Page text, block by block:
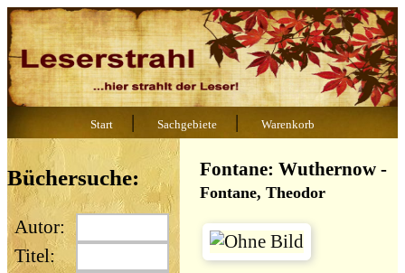
Start | Sachgebiete | Warenkorb
Büchersuche:
Autor:
Titel:
Fontane: Wuthernow -
Fontane, Theodor